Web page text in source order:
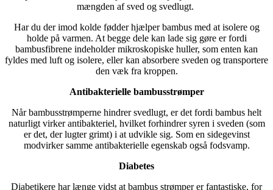
mængden af sved og svedlugt.
Har du der imod kolde fødder hjælper bambus med at isolere og
holde på varmen. At begge dele kan lade sig gøre er fordi
bambusfibrene indeholder mikroskopiske huller, som enten kan
fyldes med luft og isolere, eller kan absorbere sveden og transportere
den væk fra kroppen.
Antibakterielle bambusstrømper
Når bambusstrømperne hindrer svedlugt, er det fordi bambus helt
naturligt virker antibakteriel, hvilket forhindrer syren i sveden (som
er det, der lugter grimt) i at udvikle sig. Som en sidegevinst
modvirker samme antibakterielle egenskab også fodsvamp.
Diabetes
Diabetikere har længe vidst at bambus strømper er fantastiske, for